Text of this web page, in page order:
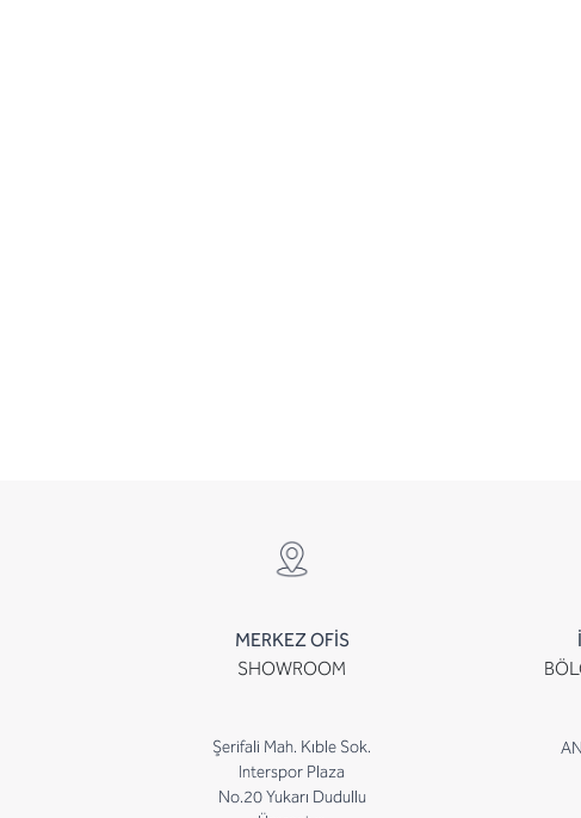
MERKEZ OFİS
SHOWROOM
Şerifali Mah. Kıble Sok.
Interspor Plaza
No.20 Yukarı Dudullu